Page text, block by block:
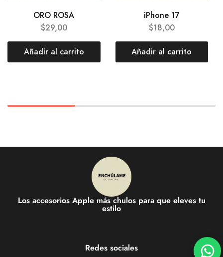
ORO ROSA
$29,00
Añadir al carrito
iPhone 17
$18,00
Añadir al carrito
Los accesorios Apple más chulos para que eleves tu
estilo
Redes sociales